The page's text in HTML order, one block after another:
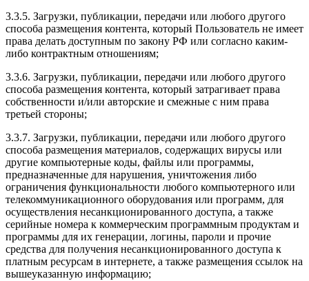
3.3.5. Загрузки, публикации, передачи или любого другого
способа размещения контента, который Пользователь не имеет
права делать доступным по закону РФ или согласно каким-
либо контрактным отношениям;
3.3.6. Загрузки, публикации, передачи или любого другого
способа размещения контента, который затрагивает права
собственности и/или авторские и смежные с ним права
третьей стороны;
3.3.7. Загрузки, публикации, передачи или любого другого
способа размещения материалов, содержащих вирусы или
другие компьютерные коды, файлы или программы,
предназначенные для нарушения, уничтожения либо
ограничения функциональности любого компьютерного или
телекоммуникационного оборудования или программ, для
осуществления несанкционированного доступа, а также
серийные номера к коммерческим программным продуктам и
программы для их генерации, логины, пароли и прочие
средства для получения несанкционированного доступа к
платным ресурсам в интернете, а также размещения ссылок на
вышеуказанную информацию;